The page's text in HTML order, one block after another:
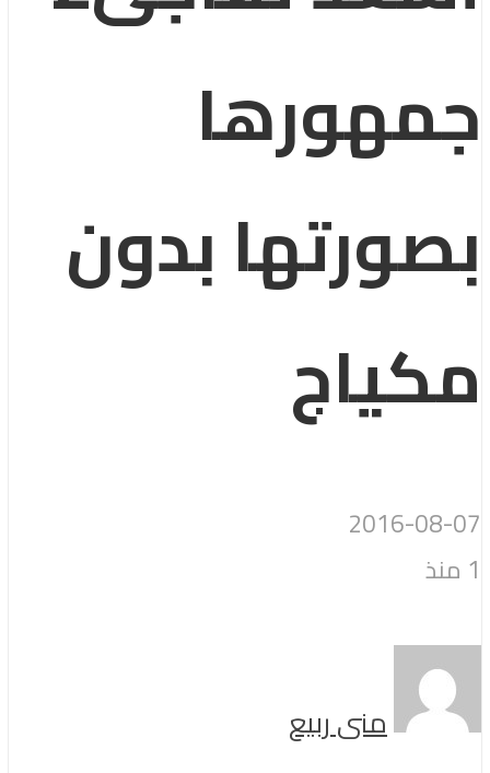
بدون
2016-
منى ربيع